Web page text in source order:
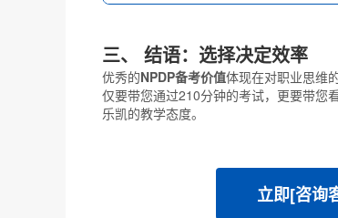
三、 结语：选择决定效率
优秀的NPDP备考价值体现在对职业思维
仅要带您通过210分钟的考试，更要带您
乐凯的教学态度。
立即[咨询